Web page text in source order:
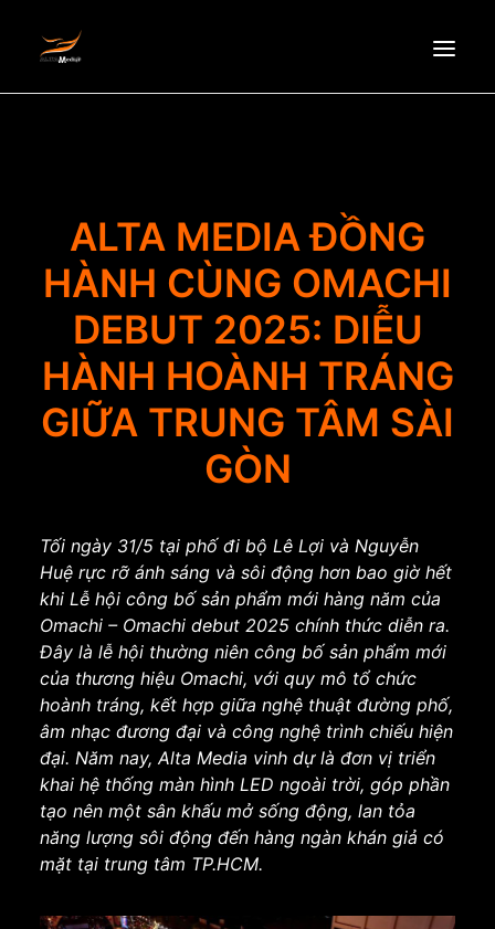
PRODUCTS
PARTNERS
RECRUITMENT
CONTACT
EN
ALTA MEDIA ĐỒNG
HÀNH CÙNG OMACHI
DEBUT 2025: DIỄU
HÀNH HOÀNH TRÁNG
GIỮA TRUNG TÂM SÀI
GÒN
Tối ngày 31/5 tại phố đi bộ Lê Lợi và Nguyễn
Huệ rực rỡ ánh sáng và sôi động hơn bao giờ hết
khi Lễ hội công bố sản phẩm mới hàng năm của
Omachi – Omachi debut 2025 chính thức diễn ra.
Đây là lễ hội thường niên công bố sản phẩm mới
của thương hiệu Omachi, với quy mô tổ chức
hoành tráng, kết hợp giữa nghệ thuật đường phố,
âm nhạc đương đại và công nghệ trình chiếu hiện
đại. Năm nay, Alta Media vinh dự là đơn vị triển
khai hệ thống màn hình LED ngoài trời, góp phần
tạo nên một sân khấu mở sống động, lan tỏa
năng lượng sôi động đến hàng ngàn khán giả có
mặt tại trung tâm TP.HCM.